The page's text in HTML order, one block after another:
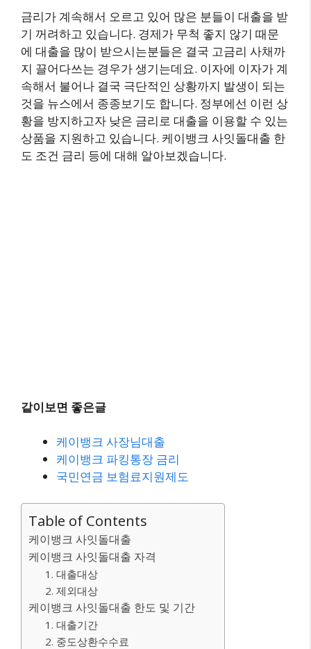
금리가 계속해서 오르고 있어 많은 분들이 대출을 받
기 꺼려하고 있습니다. 경제가 무척 좋지 않기 때문
에 대출을 많이 받으시는분들은 결국 고금리 사채까
지 끌어다쓰는 경우가 생기는데요. 이자에 이자가 계
속해서 불어나 결국 극단적인 상황까지 발생이 되는
것을 뉴스에서 종종보기도 합니다. 정부에선 이런 상
황을 방지하고자 낮은 금리로 대출을 이용할 수 있는
상품을 지원하고 있습니다. 케이뱅크 사잇돌대출 한
도 조건 금리 등에 대해 알아보겠습니다.
같이보면 좋은글
케이뱅크 사장님대출
케이뱅크 파킹통장 금리
국민연금 보험료지원제도
Table of Contents
케이뱅크 사잇돌대출
케이뱅크 사잇돌대출 자격
1. 대출대상
2. 제외대상
케이뱅크 사잇돌대출 한도 및 기간
1. 대출기간
2. 중도상환수수료